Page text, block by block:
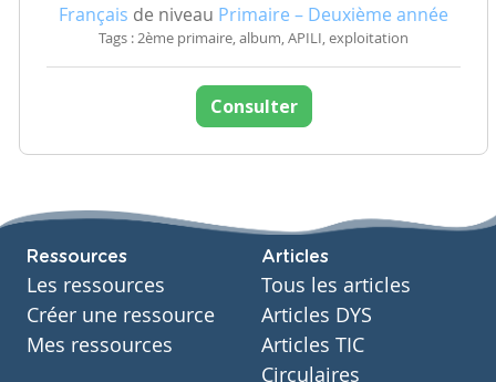
Français de niveau Primaire – Deuxième année
Tags : 2ème primaire, album, APILI, exploitation
Consulter
Ressources
Les ressources
Créer une ressource
Mes ressources
Articles
Tous les articles
Articles DYS
Articles TIC
Circulaires